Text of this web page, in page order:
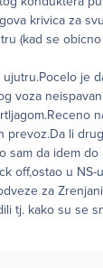
krivica za
(kad se obicno
je
voza
prevoz.Da li
sam da idem do
off,ostao u NS-
za
tj. kako su se